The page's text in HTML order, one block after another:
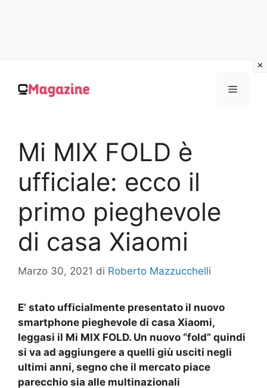
contenuto
MENU
Mi MIX FOLD è
ufficiale: ecco il
primo pieghevole
di casa Xiaomi
Marzo 30, 2021 di Roberto Mazzucchelli
E’ stato ufficialmente presentato il nuovo
smartphone pieghevole di casa Xiaomi,
leggasi il Mi MIX FOLD. Un nuovo “fold” quindi
si va ad aggiungere a quelli giù usciti negli
ultimi anni, segno che il mercato piace
parecchio sia alle multinazionali